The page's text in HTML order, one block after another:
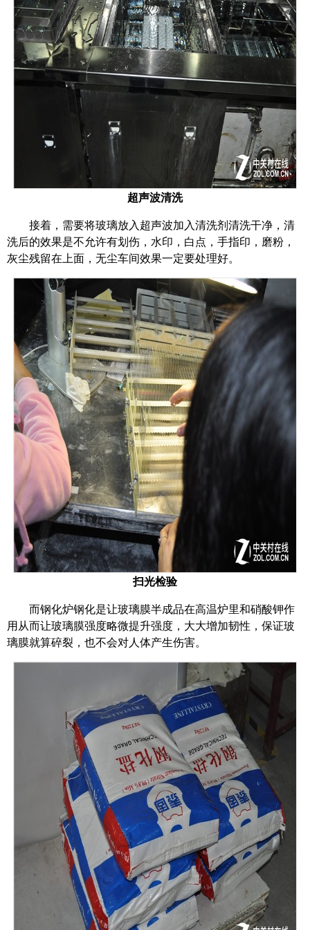
超声波清洗
接着，需要将玻璃放入超声波加入清洗剂清洗干净，清
洗后的效果是不允许有划伤，水印，白点，手指印，磨粉，
灰尘残留在上面，无尘车间效果一定要处理好。
扫光检验
而钢化炉钢化是让玻璃膜半成品在高温炉里和硝酸钾作
用从而让玻璃膜强度略微提升强度，大大增加韧性，保证玻
璃膜就算碎裂，也不会对人体产生伤害。